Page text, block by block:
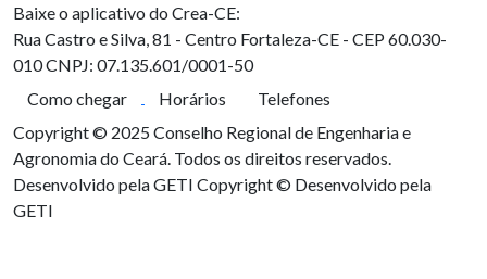
Baixe o aplicativo do Crea-CE:
Rua Castro e Silva, 81 - Centro Fortaleza-CE - CEP 60.030-
010CNPJ: 07.135.601/0001-50
Como chegar
Horários
Telefones
Copyright © 2025 Conselho Regional de Engenharia e
Agronomia do Ceará. Todos os direitos reservados.
Desenvolvido pela GETI Copyright © Desenvolvido pela
GETI